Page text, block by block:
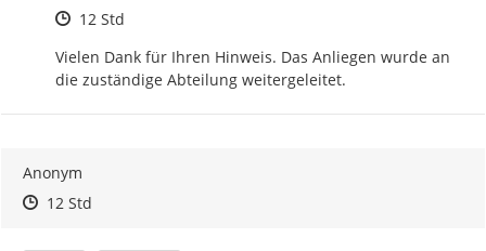
Zeitpunkt des Erstellens
12 Std
Vielen Dank für Ihren Hinweis. Das Anliegen wurde an
die zuständige Abteilung weitergeleitet.
Anonym
Zeitpunkt des Erstellens
Zeitpunkt des Erstellens
12 StdZur Äußerung